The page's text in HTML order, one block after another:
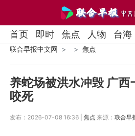
首页 即时 焦点 人物 台海
联合早报中文网 焦点
养蛇场被洪水冲毁 广西
咬死
发布：2026-07-08 16:36 | 焦点 来源： 联合早